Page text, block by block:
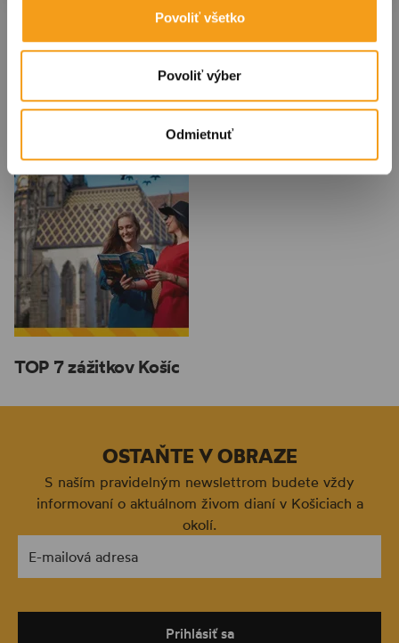
Povoliť všetko
Povoliť výber
Odmietnuť
Itinerár pre fanúšikov
športu
Itinerár pre predlžený
víkend
TOP 7 zážitkov Košíc
OSTAŇTE V OBRAZE
S naším pravidelným newslettrom budete vždy
informovaní o aktuálnom živom dianí v Košiciach a
okolí.
E-mailová adresa
Prihlásiť sa